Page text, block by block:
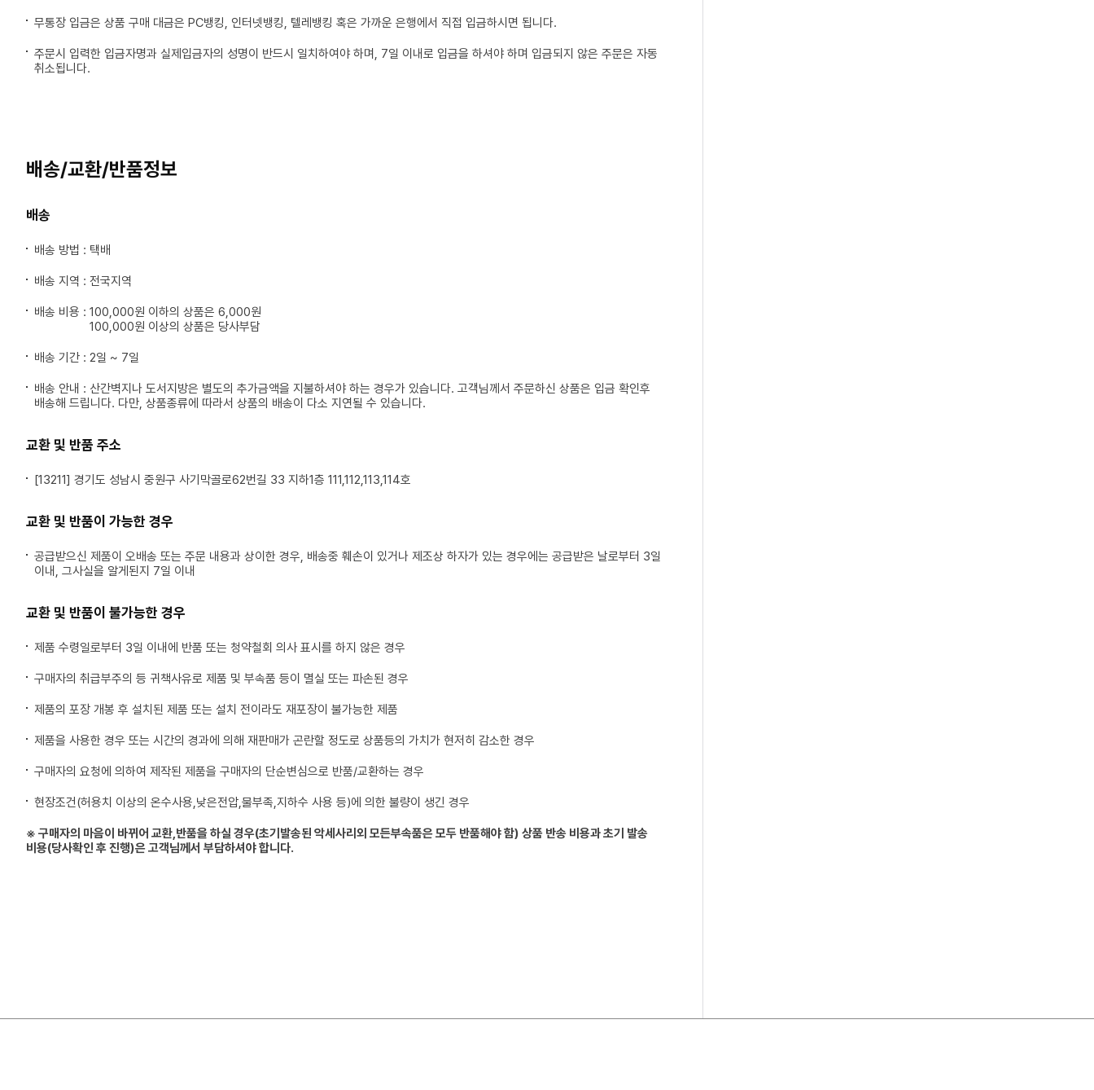
무통장 입금은 상품 구매 대금은 PC뱅킹, 인터넷뱅킹, 텔레뱅킹 혹은 가까운 은행에서 직접 입금하시면 됩니다.
주문시 입력한 입금자명과 실제입금자의 성명이 반드시 일치하여야 하며, 7일 이내로 입금을 하셔야 하며 입금되지 않은 주문은 자동
취소됩니다.
배송/교환/반품정보
배송
배송 방법 : 택배
배송 지역 : 전국지역
배송 비용 : 100,000원 이하의 상품은 6,000원
100,000원 이상의 상품은 당사부담
배송 기간 : 2일 ~ 7일
배송 안내 : 산간벽지나 도서지방은 별도의 추가금액을 지불하셔야 하는 경우가 있습니다. 고객님께서 주문하신 상품은 입금 확인후
배송해 드립니다. 다만, 상품종류에 따라서 상품의 배송이 다소 지연될 수 있습니다.
교환 및 반품 주소
[13211] 경기도 성남시 중원구 사기막골로62번길 33 지하1층 111,112,113,114호
교환 및 반품이 가능한 경우
공급받으신 제품이 오배송 또는 주문 내용과 상이한 경우, 배송중 훼손이 있거나 제조상 하자가 있는 경우에는 공급받은 날로부터 3일
이내, 그사실을 알게된지 7일 이내
교환 및 반품이 불가능한 경우
제품 수령일로부터 3일 이내에 반품 또는 청약철회 의사 표시를 하지 않은 경우
구매자의 취급부주의 등 귀책사유로 제품 및 부속품 등이 멸실 또는 파손된 경우
제품의 포장 개봉 후 설치된 제품 또는 설치 전이라도 재포장이 불가능한 제품
제품을 사용한 경우 또는 시간의 경과에 의해 재판매가 곤란할 정도로 상품등의 가치가 현저히 감소한 경우
구매자의 요청에 의하여 제작된 제품을 구매자의 단순변심으로 반품/교환하는 경우
현장조건(허용치 이상의 온수사용,낮은전압,물부족,지하수 사용 등)에 의한 불량이 생긴 경우
※ 구매자의 마음이 바뀌어 교환,반품을 하실 경우(초기발송된 악세사리외 모든부속품은 모두 반품해야 함) 상품 반송 비용과 초기 발송
비용(당사확인 후 진행)은 고객님께서 부담하셔야 합니다.